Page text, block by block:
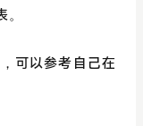
可以参考自己在